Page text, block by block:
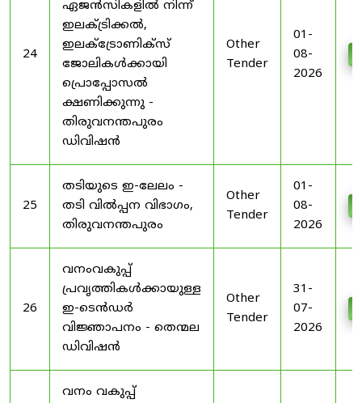
24
ഏജൻസികളിൽ നിന്ന്
ഇലക്ട്രിക്കൽ,
ഇലക്ട്രോണിക്സ്
ജോലികൾക്കായി
പ്രൊപ്പോസൽ
ക്ഷണിക്കുന്നു -
തിരുവനന്തപുരം
ഡിവിഷൻ
Other
Tender
01-
08-
2026
25
തടിയുടെ ഇ-ലേലം -
തടി വിൽപ്പന വിഭാഗം,
തിരുവനന്തപുരം
Other
Tender
01-
08-
2026
26
വനംവകുപ്പ്
പ്രവൃത്തികൾക്കായുള്ള
ഇ-ടെൻഡർ
വിജ്ഞാപനം - തെന്മല
ഡിവിഷൻ
Other
Tender
31-
07-
2026
വനം വകുപ്പ്